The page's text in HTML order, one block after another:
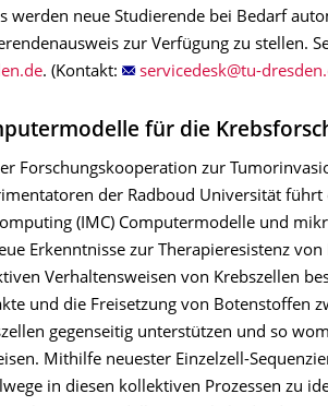
werden neue Studierende bei Bedarf
zur Verfügung zu stellen.
. (Kontakt:
für die
Forschungskooperation zur
der Radboud Universität
(IMC) Computermodelle und
Erkenntnisse zur Therapieresistenz
Verhaltensweisen von Krebszellen
und die Freisetzung von Botenstoffen
gegenseitig unterstützen und so
Mithilfe neuester Einzelzell-
in diesen kollektiven Prozessen zu